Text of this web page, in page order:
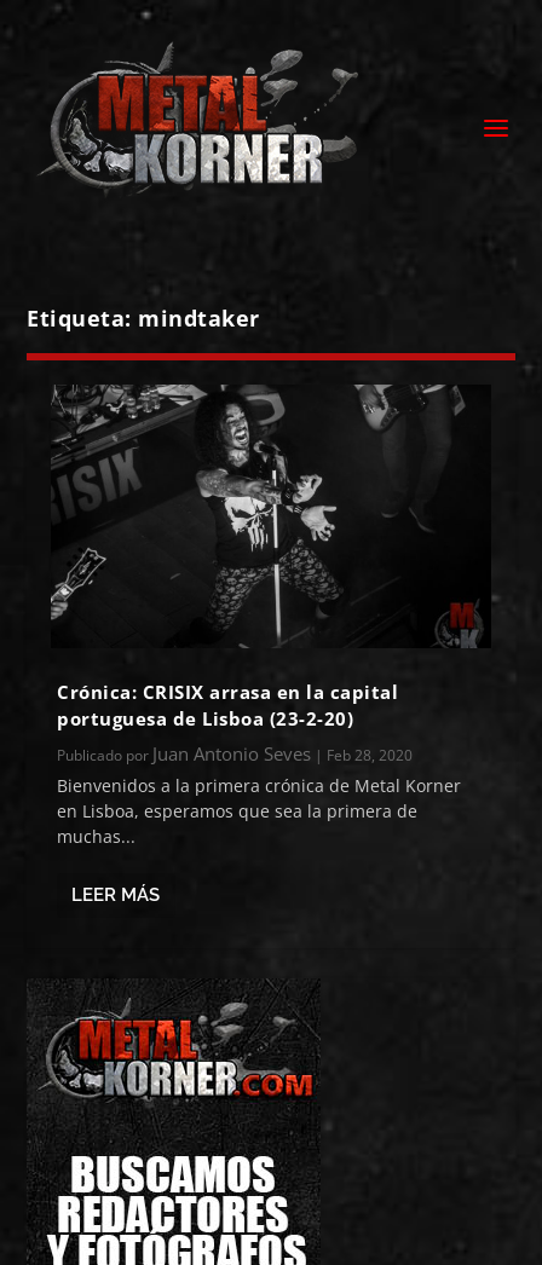
Etiqueta: mindtaker
Crónica: CRISIX arrasa en la capital
portuguesa de Lisboa (23-2-20)
Publicado por Juan Antonio Seves | Feb 28, 2020
Bienvenidos a la primera crónica de Metal Korner
en Lisboa, esperamos que sea la primera de
muchas...
LEER MÁS